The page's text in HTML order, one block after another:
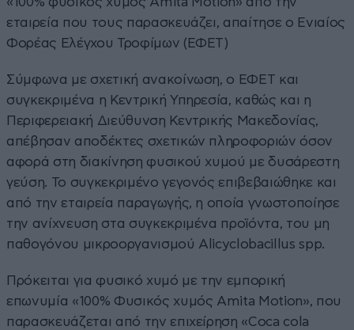
εταιρεία που τους παρασκευάζει, απαίτησε ο Ενιαίος
Φορέας Ελέγχου Τροφίμων (ΕΦΕΤ)
Σύμφωνα με σχετική ανακοίνωση, ο ΕΦΕΤ και
συγκεκριμένα η Κεντρική Υπηρεσία, καθώς και η
Περιφερειακή Διεύθυνση Κεντρικής Μακεδονίας,
απέβησαν αποδέκτες σχετικών πληροφοριών όσον
αφορά στη διακίνηση φυσικού χυμού με δυσάρεστη
γεύση. Το συγκεκριμένο γεγονός επιβεβαιώθηκε και
από την εταιρεία παραγωγής, η οποία γνωστοποίησε
την ανίχνευση στα συγκεκριμένα προϊόντα, του μη
παθογόνου μικροοργανισμού Alicyclobacillus spp.
Πρόκειται για φυσικό χυμό με την εμπορική
επωνυμία «100% Φυσικός χυμός Amita Motion», που
παρασκευάζεται από την επιχείρηση «Coca cola